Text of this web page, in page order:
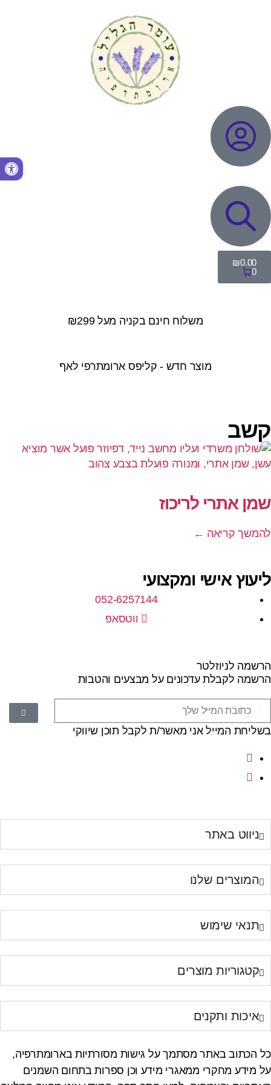
₪0.00
0
משלוח חינם בקניה מעל ₪299
מוצר חדש - קליפס ארומתרפי לאף
קשב
שמן אתרי לריכוז
להמשך קריאה ←
ליעוץ אישי ומקצועי
052-6257144
ווטסאפ
הרשמה לניוזלטר
הרשמה לקבלת עדכונים על מבצעים והטבות
בשליחת המייל אני מאשר/ת לקבל תוכן שיווקי
ניווט באתר
המוצרים שלנו
תנאי שימוש
קטגוריות מוצרים
איכות ותקנים
כל הכתוב באתר מסתמך על גישות מסורתיות בארומתרפיה,
על מידע מחקרי ממאגרי מידע וכן ספרות בתחום השמנים
פתח סרגל נגישות